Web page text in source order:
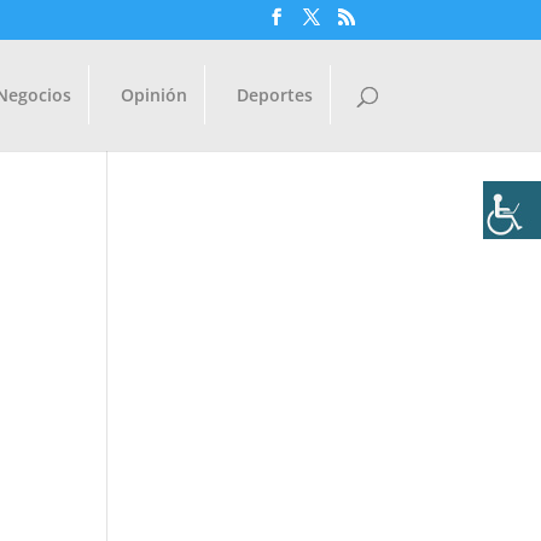
Opinión Deportes